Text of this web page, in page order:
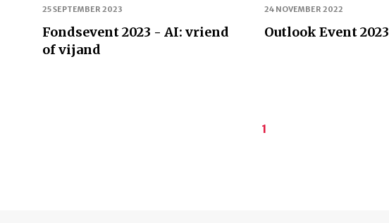
25 SEPTEMBER 2023
Fondsevent 2023 - AI: vriend
of vijand
24 NOVEMBER 2022
Outlook Event 2023
Huidige
1